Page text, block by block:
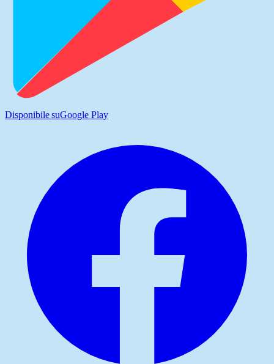
Disponibile suGoogle Play